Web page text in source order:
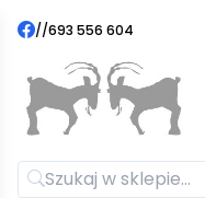
//693 556 604